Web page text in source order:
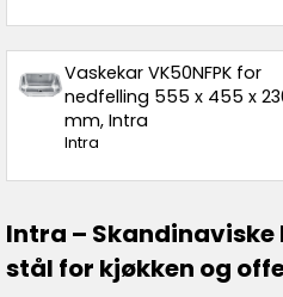
Vaskekar VK50NFPK for
nedfelling 555 x 455 x
mm, Intra
Intra
Intra –
stål for kjøkken og